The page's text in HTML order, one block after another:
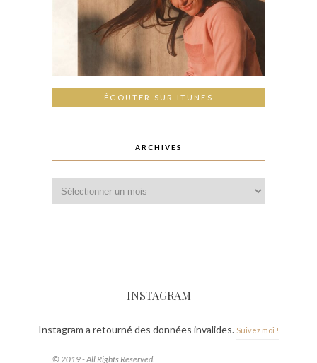
ÉCOUTER SUR ITUNES
ARCHIVES
INSTAGRAM
Instagram a retourné des données invalides. Suivez moi !
© 2019 - All Rights Reserved.